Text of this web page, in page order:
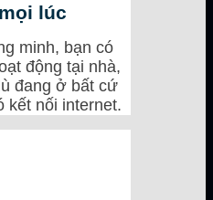
lúc
minh, bạn có
động tại nhà,
đang ở bất cứ
kết nối internet.